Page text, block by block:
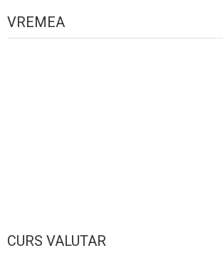
VREMEA
CURS VALUTAR